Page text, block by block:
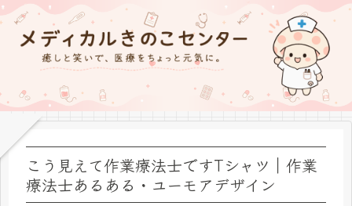
こう見えて作業療法士ですTシャツ｜作業
療法士あるある・ユーモアデザイン